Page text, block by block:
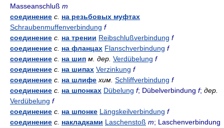
Masseanschluß m
соединение с. на резьбовых муфтах
Schraubenmuffenverbindung f
соединение с. на трении Reibschlußverbindung f
соединение с. на фланцах Flanschverbindung f
соединение с. на шип м. дер. Verdübelung f
соединение с. на шипах Verzinkung f
соединение с. на шлифе хим. Schliffverbindung f
соединение с. на шпонках Dübelung f; Dübelverbindung f; дер.
Verdübelung f
соединение с. на шпонке Längskeilverbindung f
соединение с. накладками Laschenstoß m; Laschenverbindung